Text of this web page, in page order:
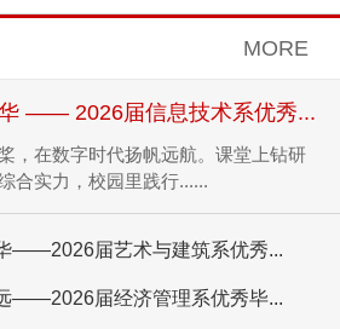
MORE
—— 2026届信息技术系优秀...
，在数字时代扬帆远航。课堂上钻研
合实力，校园里践行......
——2026届艺术与建筑系优秀...
——2026届经济管理系优秀毕...